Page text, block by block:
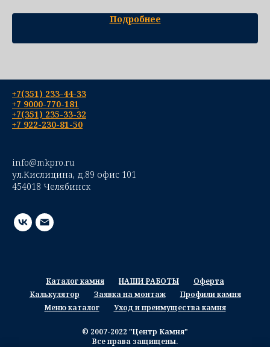
Подробнее
+7(351) 233-44-33
+7 9000-770-181
+7(351) 235-33-32
+7 922-230-81-50
info@mkpro.ru
ул.Кислицина, д.89 офис 101
454018 Челябинск
Каталог камня НАШИ РАБОТЫ
Оферта
Калькулятор
Заявка на монтаж
Профили камня
Меню каталог
Уход и преимущества камня
© 2007-2022 "Центр Камня"
Все права защищены.